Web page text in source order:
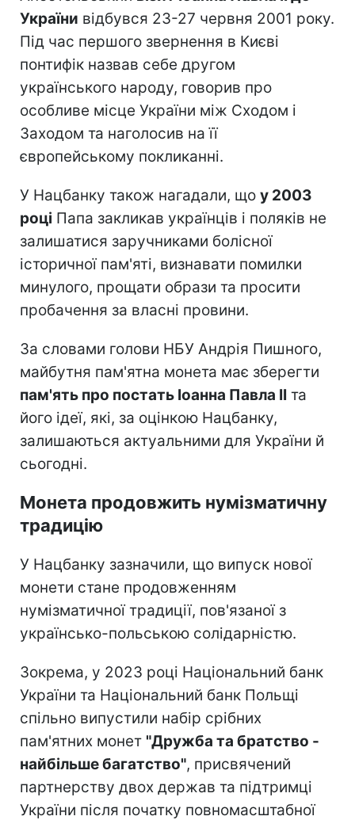
України відбувся 23-27 червня 2001 року.
Під час першого звернення в Києві
понтифік назвав себе другом
українського народу, говорив про
особливе місце України між Сходом і
Заходом та наголосив на її
європейському покликанні.
У Нацбанку також нагадали, що у 2003
році Папа закликав українців і поляків не
залишатися заручниками болісної
історичної пам'яті, визнавати помилки
минулого, прощати образи та просити
пробачення за власні провини.
За словами голови НБУ Андрія Пишного,
майбутня пам'ятна монета має зберегти
пам'ять про постать Іоанна Павла II та
його ідеї, які, за оцінкою Нацбанку,
залишаються актуальними для України й
сьогодні.
Монета продовжить нумізматичну
традицію
У Нацбанку зазначили, що випуск нової
монети стане продовженням
нумізматичної традиції, пов'язаної з
українсько-польською солідарністю.
Зокрема, у 2023 році Національний банк
України та Національний банк Польщі
спільно випустили набір срібних
пам'ятних монет "Дружба та братство -
найбільше багатство", присвячений
партнерству двох держав та підтримці
України після початку повномасштабної